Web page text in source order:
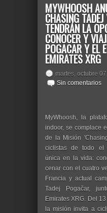
MYWHOOSH
CHASING
TENDRÁN LA
CONOCER Y
POGACAR Y EL
EMIRATES XRG
martes, octubre
Sin comentarios
MyWhoosh, la
indoor, se complace
de la Misión
ciclistas de todo el
única en la vida:
cenar con el cuatro
Francia y actual
Tadej Pogačar,
Emirates XRG. Del
la misión invita a